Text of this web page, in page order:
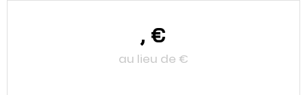
, €
au lieu de €